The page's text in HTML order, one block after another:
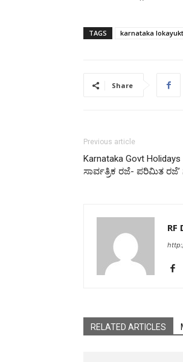
TAGS karnataka
Share
Previous article
Karnataka Govt
ಸಾರ್ವತ್ರಿಕ ರಜೆ- ಪರಿಮಿತ
RF
RELATED ARTICLES